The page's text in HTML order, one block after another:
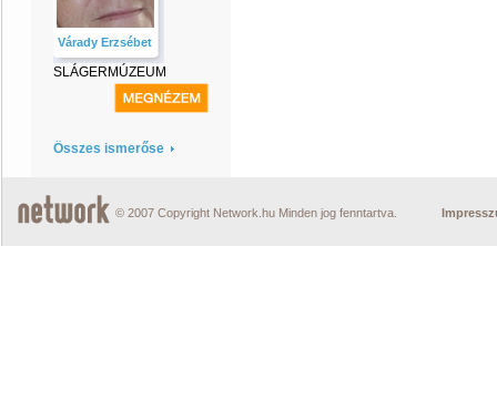
Várady Erzsébet
SLÁGERMÚZEUM
Összes ismerőse
© 2007 Copyright Network.hu Minden jog fenntartva.